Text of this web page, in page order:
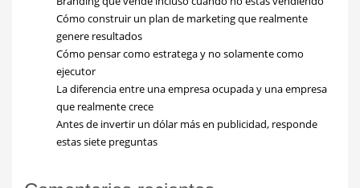
Cómo construir un plan de marketing que realmente
genere resultados
Cómo pensar como estratega y no solamente como
ejecutor
La diferencia entre una empresa ocupada y una empresa
que realmente crece
Antes de invertir un dólar más en publicidad, responde
estas siete preguntas